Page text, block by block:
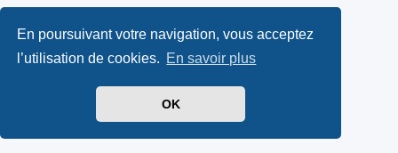
En poursuivant votre navigation, vous acceptez
l’utilisation de cookies. En savoir plus
OK